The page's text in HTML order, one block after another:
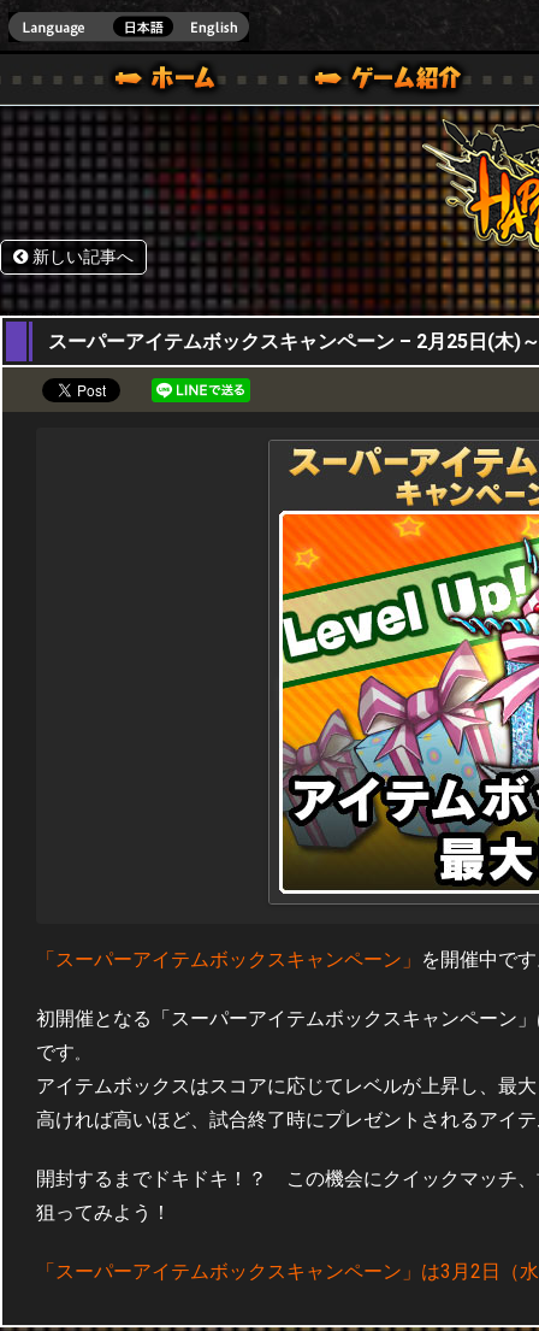
ONE VER.]
ガイド
ル｜HAPPY WARS(ハッピーウォーズ)公式サイト [ XBOX 360,XBOX ONE VER.]
サポート | HAPPY WARS(ハッピーウォーズ)公式サイ
新しい記事へ
25,02,2016
スーパーアイテムボックスキャンペーン – 2月25日(木)
「スーパーアイテムボックスキャンペーン」 を開催中で
初開催となる「スーパーアイテムボックスキャンペーン
です。
アイテムボックスはスコアに応じてレベルが上昇し、最
高ければ高いほど、試合終了時にプレゼントされるアイ
開封するまでドキドキ！？ この機会にクイックマッチ
狙ってみよう！
「スーパーアイテムボックスキャンペーン」は3月2日（